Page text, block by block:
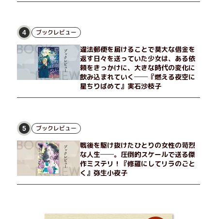
4 ブックレビュー
違法郵便を届けることで莫大な借金を
返す日々を送っていた少女は、ある依
頼をきっかけに、大きな時代の変化に
飲み込まれていく──『燃える夜空に
星ちりばめて』実石沙枝子
5 ブックレビュー
戦後を駆け抜けたひとりの女性の苛烈
な人生──。圧倒的スケールで送る傑
作ミステリ！『修羅にしてリラのごと
く』弥生小夜子